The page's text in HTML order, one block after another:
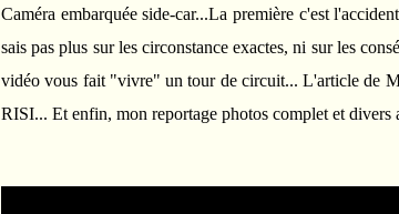
Caméra embarquée side-car...La première c'est
sais pas plus sur les circonstance exactes, ni sur les
vidéo vous fait "vivre" un tour de circuit... L'article de
RISI... Et enfin, mon reportage photos complet et divers